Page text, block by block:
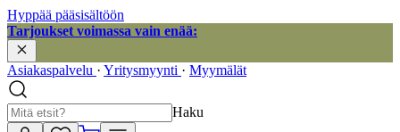
Hyppää pääsisältöön
Tarjoukset voimassa vain enää:
Asiakaspalvelu · Yritysmyynti · Myymälät
Haku